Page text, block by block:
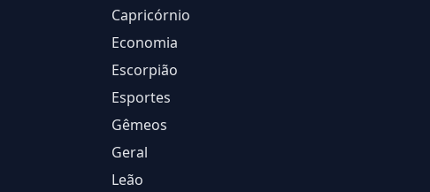
Capricórnio
Economia
Escorpião
Esportes
Gêmeos
Geral
Leão